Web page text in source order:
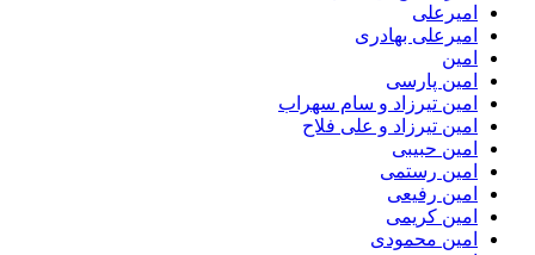
امیرعلی
امیرعلی بهادری
امین
امین پارسی
امین تیرزاد و سام سهراب
امین تیرزاد و علی فلاح
امین حبیبی
امین رستمی
امین رفیعی
امین کریمی
امین محمودی